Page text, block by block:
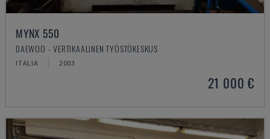
MYNX 550
DAEWOO - VERTIKAALINEN TYÖSTÖKESKUS
ITALIA 2003
21 000 €